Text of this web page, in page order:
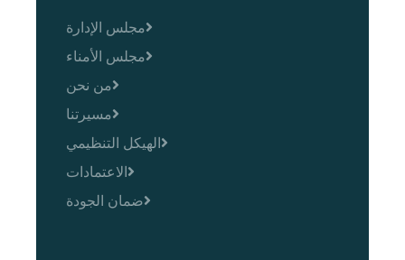
مجلس الإدارة
مجلس الأمناء
من نحن
مسيرتنا
الهيكل التنظيمي
الاعتمادات
ضمان الجودة